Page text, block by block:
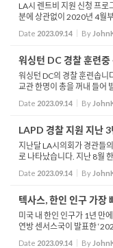
LA시 렌트비 지원 신청 프로
분에 상관없이 2020년 4월
시 거주자입니다. 또 지역
70,650달러,...
Date 2023.09.14 By
워싱턴 DC 경찰 훈련중
워싱턴 DC의 경찰 훈련솝니
교관 한명이 총을 꺼내 들어
가한 교관은 어쩔 줄을 몰라
다. ...
Date 2023.09.14 By
LAPD 경찰 지원 지난
지난달 LA시의회가 경관들
로 나타났습니다. 지난 8월
월 이후 최대치로 보였습니
0달러에서 ...
Date 2023.09.14 By
텍사스, 한인 인구 가장
미국 내 한인 인구가 1년 만
연방 센서스국이 발표한
는 205만1972명으로, 전년
Date 2023.09.14 By